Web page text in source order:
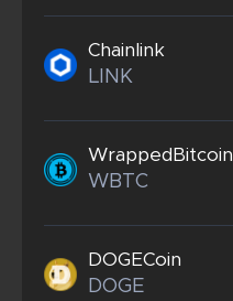
Chainlink
LINK
WrappedBitcoin
WBTC
DOGECoin
DOGE